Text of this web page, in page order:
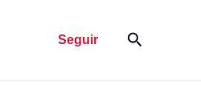
Seguir Pesquisar